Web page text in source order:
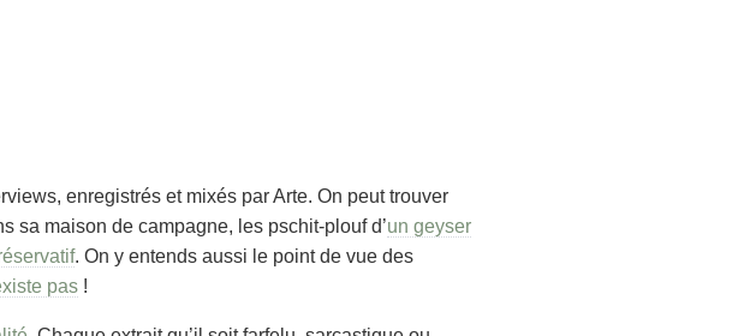
enregistrés et mixés par Arte. On peut trouver
sa maison de campagne, les pschit-plouf d’un geyser
. On y entends aussi le point de vue des
pas !